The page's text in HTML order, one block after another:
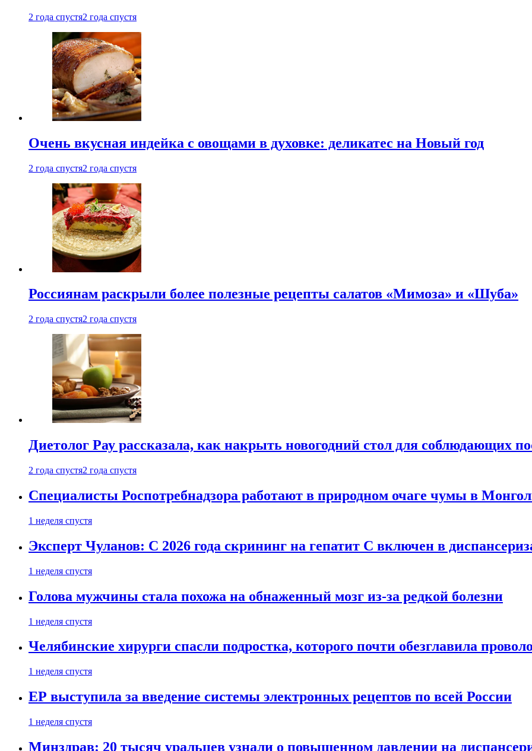
2 года спустя2 года спустя
Очень вкусная индейка с овощами в духовке: деликатес на Новый год
2 года спустя2 года спустя
Россиянам раскрыли более полезные рецепты салатов «Мимоза» и «Шуба»
2 года спустя2 года спустя
Диетолог Рау рассказала, как накрыть новогодний стол для соблюдающих
2 года спустя2 года спустя
Специалисты Роспотребнадзора работают в природном очаге чумы в
1 неделя спустя
Эксперт Чуланов: С 2026 года скрининг на гепатит С включен в
1 неделя спустя
Голова мужчины стала похожа на обнаженный мозг из-за редкой болезни
1 неделя спустя
Челябинские хирурги спасли подростка, которого почти обезглавила
1 неделя спустя
ЕР выступила за введение системы электронных рецептов по всей России
1 неделя спустя
Минздрав: 20 тысяч уральцев узнали о повышенном давлении на